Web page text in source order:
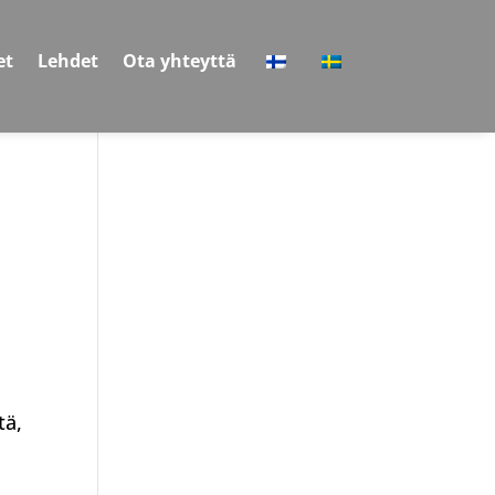
Lehdet Ota yhteyttä